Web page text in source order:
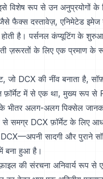
इसे विशेष रूप से उन अनुप्रयोगों
फैक्स दस्तावेज़, एनिमेटेड
है। पर्सनल कंप्यूटिंग के
ज़रूरतों के लिए एक प्रमाण के
जो DCX की नींव बनाता है,
फ़ॉर्मेट में से एक था, मुख्य रूप से
अलग-अलग पिक्सेल
से समग्र DCX फ़ॉर्मेट के लिए
DCX—अपनी सादगी और पुराने
बना हुआ है।
की संरचना अनिवार्य रूप से